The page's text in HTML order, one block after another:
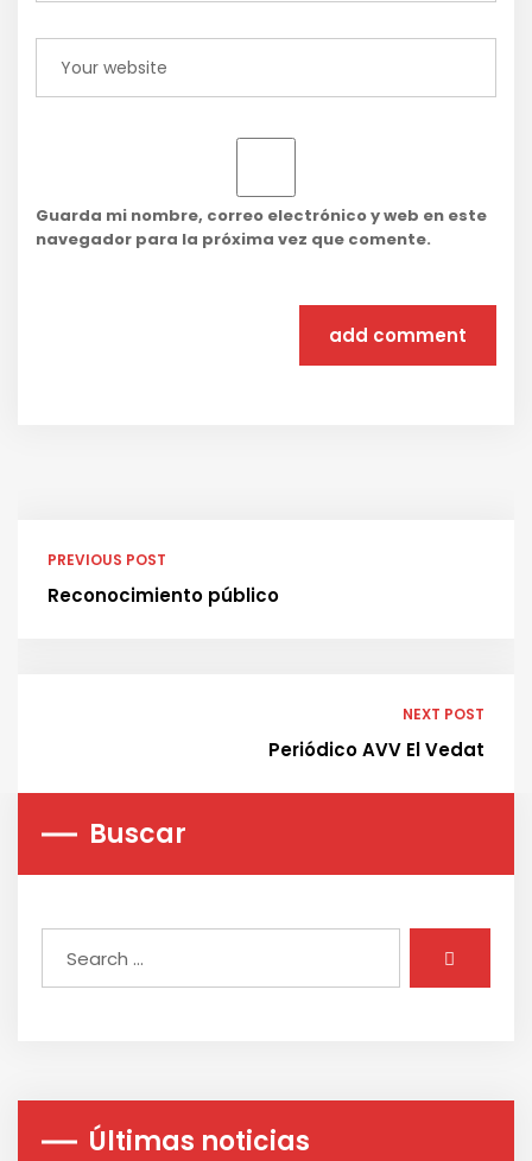
Guarda mi nombre, correo electrónico y web en este
navegador para la próxima vez que comente.
add comment
PREVIOUS POST
Reconocimiento público
NEXT POST
Periódico AVV El Vedat
Buscar
Últimas noticias